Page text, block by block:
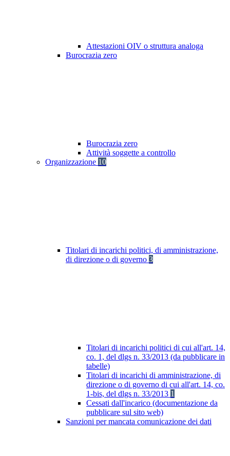
Attestazioni OIV o struttura analoga
Burocrazia zero
Burocrazia zero
Attività soggette a controllo
Organizzazione 10
Titolari di incarichi politici, di amministrazione,
di direzione o di governo 3
Titolari di incarichi politici di cui all'art. 14,
co. 1, del dlgs n. 33/2013 (da pubblicare in
tabelle)
Titolari di incarichi di amministrazione, di
direzione o di governo di cui all'art. 14, co.
1-bis, del dlgs n. 33/2013 1
Cessati dall'incarico (documentazione da
pubblicare sul sito web)
Sanzioni per mancata comunicazione dei dati